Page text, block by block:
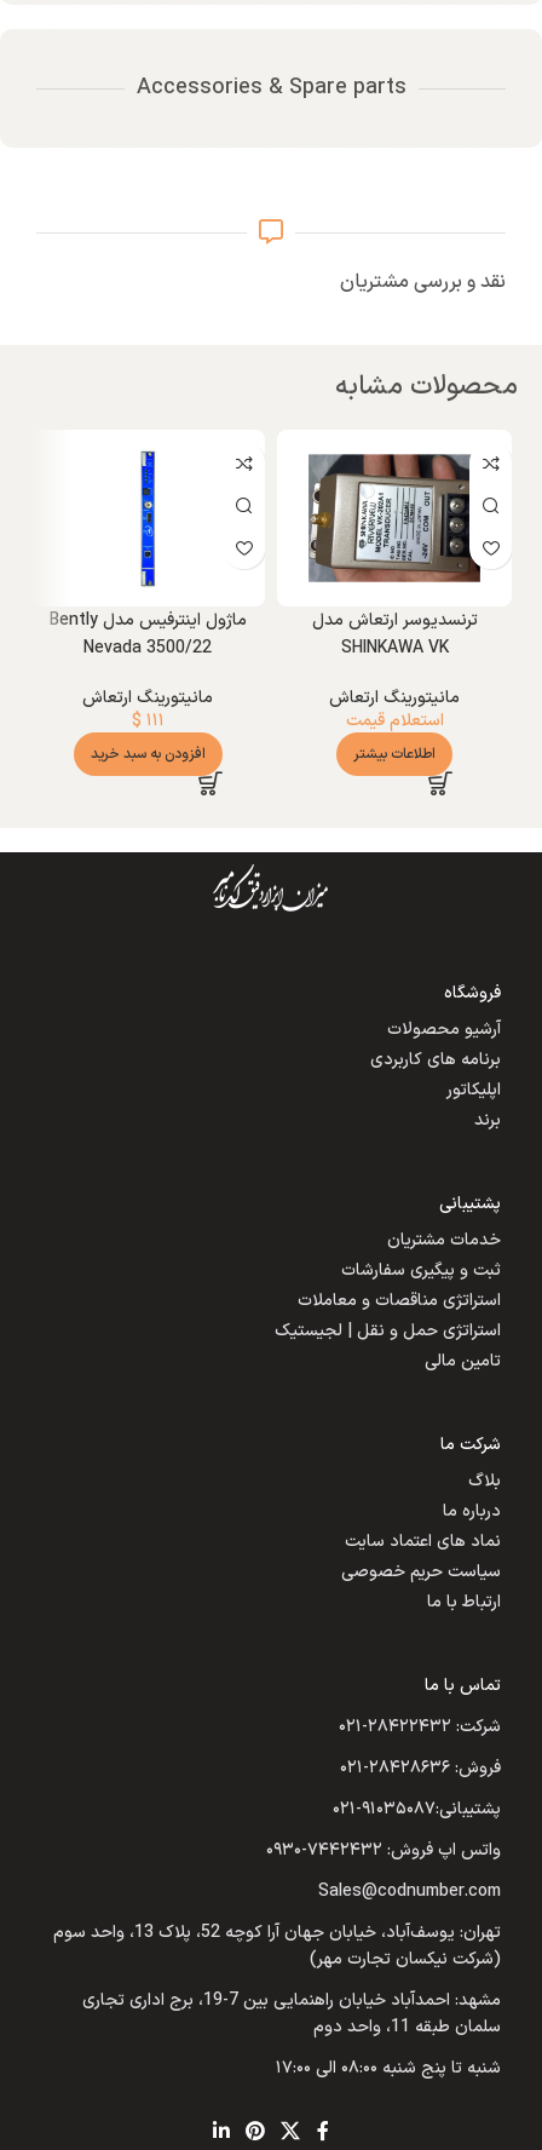
Accessories & Spare parts
نقد و بررسی مشتریان
محصولات مشابه
ترنسدیوسر ارتعاش مدل
SHINKAWA VK
مانیتورینگ ارتعاش
استعلام قیمت
اطلاعات بیشتر
ماژول اینترفیس مدل Bently
Nevada 3500/22
مانیتورینگ ارتعاش
$ ۱۱۱
افزودن به سبد خرید
فروشگاه
آرشیو محصولات
برنامه های کاربردی
اپلیکاتور
برند
پشتیبانی
خدمات مشتریان
ثبت و پیگیری سفارشات
استراتژی مناقصات و معاملات
استراتژی حمل و نقل | لجیستیک
تامین مالی
شرکت ما
بلاگ
درباره ما
نماد های اعتماد سایت
سیاست حریم خصوصی
ارتباط با ما
تماس با ما
شرکت: ۲۸۴۲۲۴۳۲-۰۲۱
فروش: ۲۸۴۲۸۶۳۶-۰۲۱
پشتیبانی:۹۱۰۳۵۰۸۷-۰۲۱
واتس اپ فروش: ۷۴۴۲۴۳۲-۰۹۳۰
Sales@codnumber.com
تهران: یوسف‌آباد، خیابان جهان آرا کوچه 52، پلاک 13، واحد سوم
(شرکت نیکسان تجارت مهر)
مشهد: احمدآباد خیابان راهنمایی بین 7-19، برج اداری تجاری
سلمان طبقه 11، واحد دوم
شنبه تا پنج شنبه ۰۸:۰۰ الی ۱۷:۰۰